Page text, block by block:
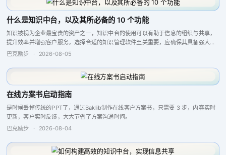
什么是知识中台，以及其所必备的 10 个功能
知识被视为企业最宝贵的资产之一，知识中台的使用可以有助于信息的组织与共享，
提升效率并增强客户服务。选择合适的知识管理软件至关重要，应确保其具备强大的
搜索引擎、问答引擎以及报告分析和反馈功能，这些特点将提升团队的协作与生产
巴克励步 · 2026-08-05
在线方案书启动指南
是时候丢掉传统的PPT了，通过Baklib制作在线客户方案书，只需要 3 步，内容实时
更新，客户实时反馈，大大节省了方案沟通时间。
巴克励步
· 2026-08-04